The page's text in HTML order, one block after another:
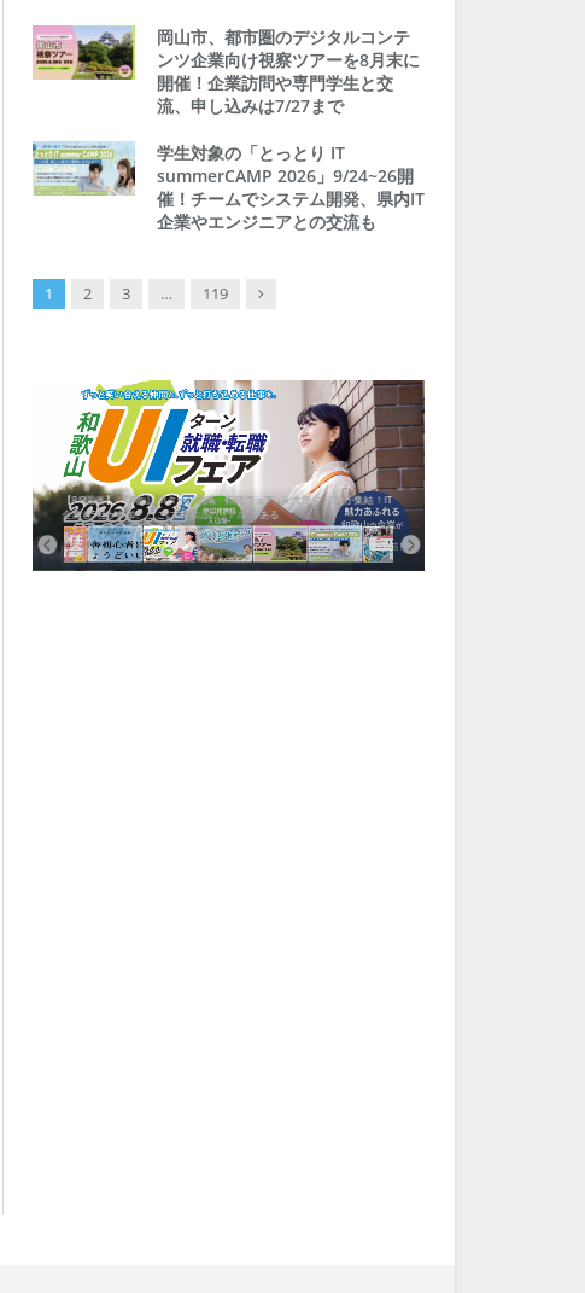
岡山市、都市圏のデジタルコンテ
ンツ企業向け視察ツアーを8月末に
開催！企業訪問や専門学生と交
流、申し込みは7/27まで
学生対象の「とっとり IT
summerCAMP 2026」9/24~26開
催！チームでシステム開発、県内IT
企業やエンジニアとの交流も
1 2 3 … 119 Next
【8/8開催】「和歌山 UIターン就職・転職フェア」in大阪 に30社が集結！IT
企業も5社が参加、ここに“和歌山のリアル”がある